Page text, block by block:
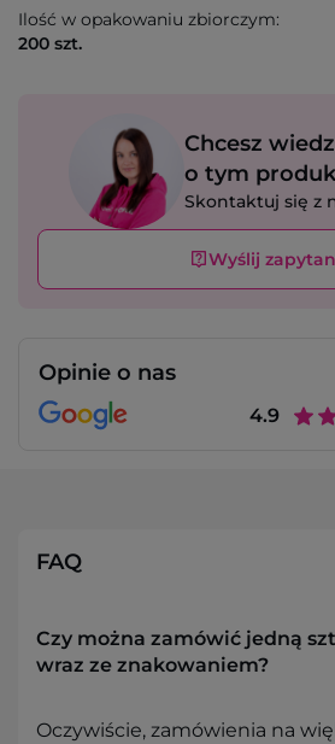
Ilość w opakowaniu zbiorczym:
200 szt.
Chcesz
o tym
Skontaktuj się z
Wyślij
Opinie o nas
4.9
FAQ
Czy można zamówić jedną
wraz ze znakowaniem?
Oczywiście, zamówienia na